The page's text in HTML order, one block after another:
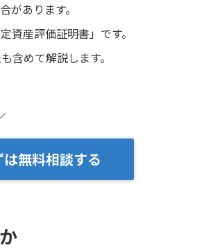
があります。
資産評価証明書」です。
含めて解説します。
は無料相談する